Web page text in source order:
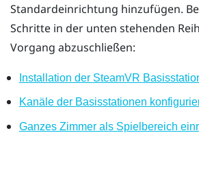
Standardeinrichtung hinzufügen.
Schritte in der unten stehenden
Vorgang abzuschließen:
Installation der SteamVR
Kanäle der Basisstationen
Ganzes Zimmer als Spielbereich